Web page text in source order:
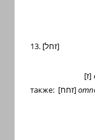
13. [זחל]
[ז]
также: [זחח]